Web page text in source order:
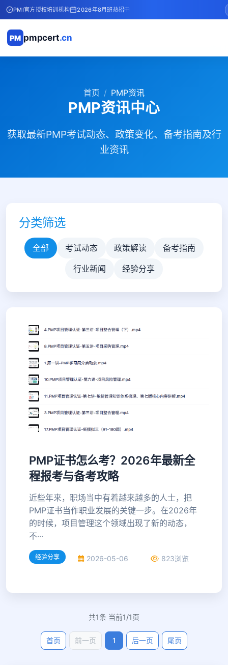
PMI官方授权培训机构 2026年8月班热招中
PM pmpcert.cn
首页 PMP资讯
PMP资讯中心
获取最新PMP考试动态、政策变化、备考指南及行
业资讯
分类筛选
全部 考试动态 政策解读 备考指南
行业新闻 经验分享
PMP证书怎么考？2026年最新全
程报考与备考攻略
近些年来，职场当中有着越来越多的人士，把
PMP证书当作职业发展的关键一步。在2026年
的时候，项目管理这个领域出现了新的动态，
不···
经验分享 2026-05-06 823浏览
共1条 当前1/1页
首页 前一页 1 后一页 尾页